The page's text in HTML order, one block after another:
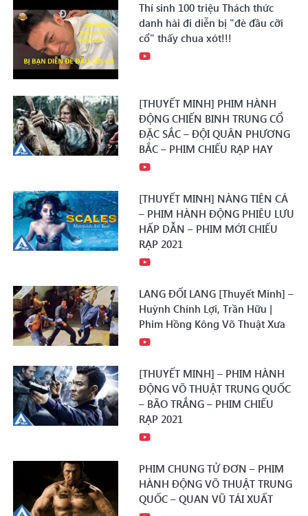
Thí sinh 100 triệu Thách thức
danh hài đi diễn bị "đè đầu cỡi
cổ" thấy chua xót!!!
[THUYẾT MINH] PHIM HÀNH
ĐỘNG CHIẾN BINH TRUNG CỔ
ĐẶC SẮC – ĐỘI QUÂN PHƯƠNG
BẮC – PHIM CHIẾU RẠP HAY
[THUYẾT MINH] NÀNG TIÊN CÁ
– PHIM HÀNH ĐỘNG PHIÊU LƯU
HẤP DẪN – PHIM MỚI CHIẾU
RẠP 2021
LANG ĐỐI LANG [Thuyết Minh] –
Huỳnh Chính Lợi, Trần Hữu |
Phim Hồng Kông Võ Thuật Xưa
[THUYẾT MINH] – PHIM HÀNH
ĐỘNG VÕ THUẬT TRUNG QUỐC
– BÃO TRẮNG – PHIM CHIẾU
RẠP 2021
PHIM CHUNG TỬ ĐƠN – PHIM
HÀNH ĐỘNG VÕ THUẬT TRUNG
QUỐC – QUAN VŨ TÁI XUẤT